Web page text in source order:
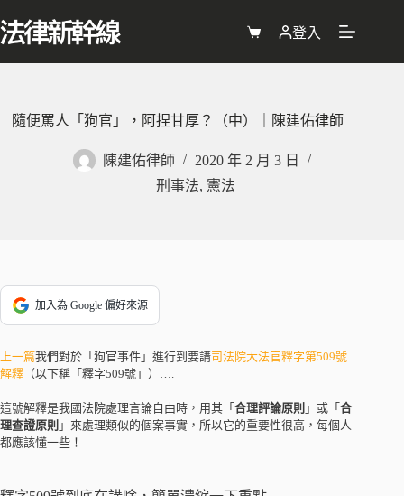
至
購
物
登入
隨便罵人「狗官」，阿捏甘厚？（中）｜陳建佑律師
陳建佑律師
2020 年 2 月 3 日
刑事法, 憲法
加入為 Google 偏好來源
上一篇我們對於「狗官事件」進行到要講司法院大法官釋字第509號
解釋 （以下稱「釋字509號」）….
這號解釋是我國法院處理言論自由時，用其「 合理評論原則 」或「 合
理查證原則 」來處理類似的個案事實，所以它的重要性很高，每個人
都應該懂一些！